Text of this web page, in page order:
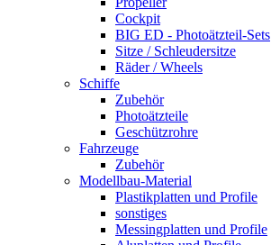
Cockpit
BIG ED - Photoätzteil-Sets
Sitze / Schleudersitze
Räder / Wheels
Schiffe
Zubehör
Photoätzteile
Geschützrohre
Fahrzeuge
Zubehör
Modellbau-Material
Plastikplatten und Profile
sonstiges
Messingplatten und Profile